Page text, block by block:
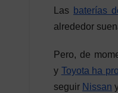
Las baterías
alrededor
Pero, de
y
Toyota ha
seguir Nissan